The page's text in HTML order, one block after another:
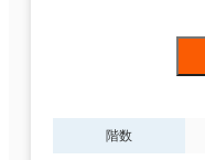
階数